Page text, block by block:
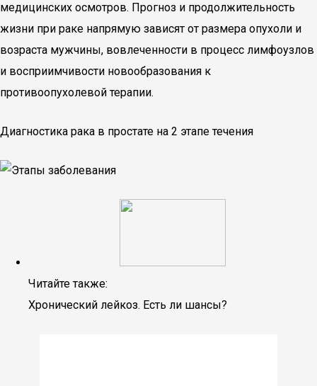
медицинских осмотров. Прогноз и продолжительность
жизни при раке напрямую зависят от размера опухоли и
возраста мужчины, вовлеченности в процесс лимфоузлов
и восприимчивости новообразования к
противоопухолевой терапии.
Диагностика рака в простате на 2 этапе течения
Читайте также:
Хронический лейкоз. Есть ли шансы?